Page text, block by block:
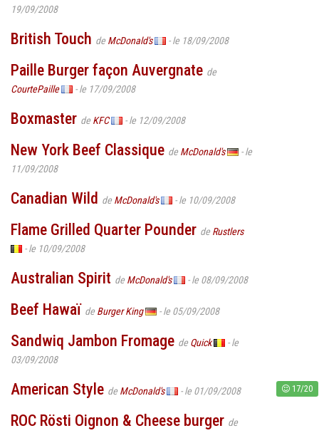
19/09/2008
British Touch de McDonald's - le 18/09/2008
Paille Burger façon Auvergnate de
CourtePaille
- le 17/09/2008
Boxmaster de KFC - le 12/09/2008
New York Beef Classique de McDonald's
- le
11/09/2008
Canadian Wild de McDonald's - le 10/09/2008
Flame Grilled Quarter Pounder de Rustlers
- le 10/09/2008
Australian Spirit de McDonald's - le 08/09/2008
Beef Hawaï de Burger King - le 05/09/2008
Sandwiq Jambon Fromage de Quick
- le
03/09/2008
American Style de McDonald's - le 01/09/2008 17/20
ROC Rösti Oignon & Cheese burger de